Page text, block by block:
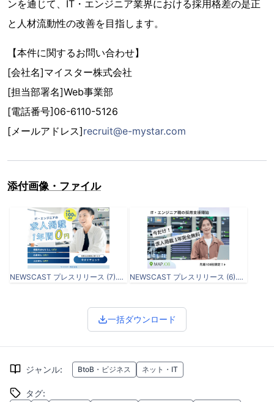
ンを通じて、IT・エンジニア業界における採用格差の是正
と人材流動性の改善を目指します。
【本件に関するお問い合わせ】
[会社名]マイスター株式会社
[担当部署名]Web事業部
[電話番号]06-6110-5126
[メールアドレス]recruit@e-mystar.com
添付画像・ファイル
NEWSCAST プレスリリース (7).png NEWSCAST プレスリリース (6).png
一括ダウンロード
ジャンル: BtoB・ビジネス ネット・IT
タグ: